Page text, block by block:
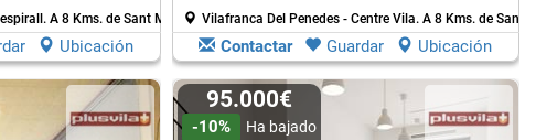
A 8 Kms. de Sant Marti Sarroca
Ubicación
disponible.
Vilafranca Del Penedes - Centre Vila. A 8 Kms. de Sant
Contactar Guardar Ubicación
95.000€
-10%
Ha bajado